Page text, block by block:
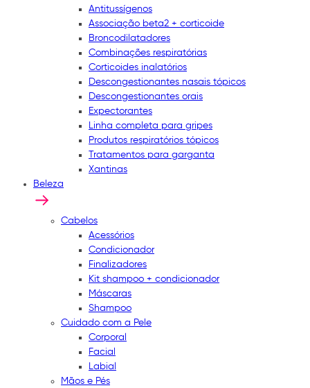
Antitussígenos
Associação beta2 + corticoide
Broncodilatadores
Combinações respiratórias
Corticoides inalatórios
Descongestionantes nasais tópicos
Descongestionantes orais
Expectorantes
Linha completa para gripes
Produtos respiratórios tópicos
Tratamentos para garganta
Xantinas
Beleza
Cabelos
Acessórios
Condicionador
Finalizadores
Kit shampoo + condicionador
Máscaras
Shampoo
Cuidado com a Pele
Corporal
Facial
Labial
Mãos e Pés